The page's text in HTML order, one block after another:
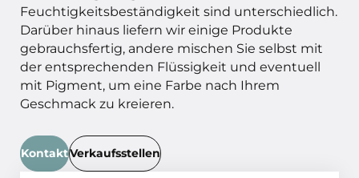
Feuchtigkeitsbeständigkeit sind unterschiedlich.
Darüber hinaus liefern wir einige Produkte
gebrauchsfertig, andere mischen Sie selbst mit
der entsprechenden Flüssigkeit und eventuell
mit Pigment, um eine Farbe nach Ihrem
Geschmack zu kreieren.
KontaktVerkaufsstellen